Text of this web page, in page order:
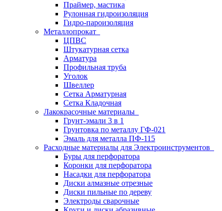
Праймер, мастика
Рулонная гидроизоляция
Гидро-пароизоляция
Металлопрокат
ЦПВС
Штукатурная сетка
Арматура
Профильная труба
Уголок
Швеллер
Сетка Арматурная
Сетка Кладочная
Лакокрасочные материалы
Грунт-эмали 3 в 1
Грунтовка по металлу ГФ-021
Эмаль для металла ПФ-115
Расходные материалы для Электроинструментов
Буры для перфоратора
Коронки для перфоратора
Насадки для перфоратора
Диски алмазные отрезные
Диски пильные по дереву
Электроды сварочные